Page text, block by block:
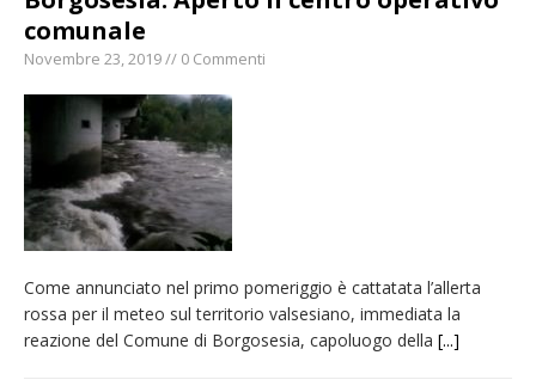
comunale
Novembre 23, 2019 // 0 Commenti
Come annunciato nel primo pomeriggio è cattatata l’allerta
rossa per il meteo sul territorio valsesiano, immediata la
reazione del Comune di Borgosesia, capoluogo della [...]